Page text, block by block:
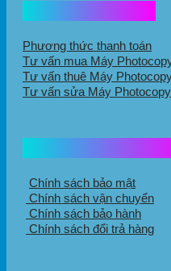
Phương thức thanh toán
Tư vấn mua Máy
Tư vấn thuê Máy
Tư vấn sửa Máy Photocopy
Chính sách bảo mật
Chính sách vận chuyển
Chính sách bảo hành
Chính sách đổi trả hàng